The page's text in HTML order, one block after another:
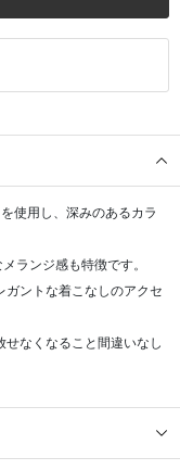
使用し、深みのあるカラ
ランジ感も特徴です。
ガントな着こなしのアクセ
せなくなること間違いなし